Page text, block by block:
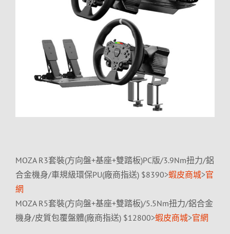
MOZA R3套裝(方向盤+基座+雙踏板)PC版/3.9Nm扭力/鋁
合金機身/車規級環保PU(廠商指送) $8390>蝦皮商城>官
網
MOZA R5套裝(方向盤+基座+雙踏板)/5.5Nm扭力/鋁合金
機身/皮質包覆盤體(廠商指送) $12800>蝦皮商城>官網